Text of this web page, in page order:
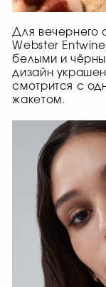
Для вечернего
Webster
белыми и
дизайн
смотрится с
жакетом.